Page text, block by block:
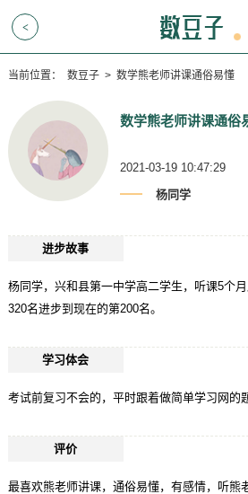
<
当前位置： 数豆子 > 数学熊老师讲课通俗易懂
数学熊老师讲课通俗
2021-03-19 10:47:29
杨同学
进步故事
杨同学，兴和县第一中学高二学生，听课5个
320名进步到现在的第200名。
学习体会
考试前复习不会的，平时跟着做简单学习网的
评价
最喜欢熊老师讲课，通俗易懂，有感情，听熊